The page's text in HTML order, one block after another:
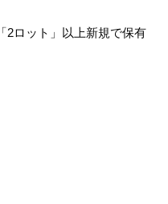
2ロット」以上新規で保有